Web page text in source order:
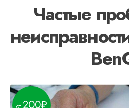
Частые